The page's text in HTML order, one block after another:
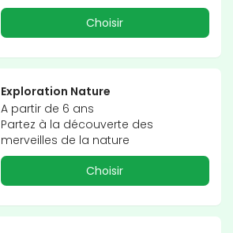
Choisir
Exploration Nature
A partir de 6 ans
Partez à la découverte des
merveilles de la nature
Choisir